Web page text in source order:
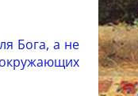
Бога, а не